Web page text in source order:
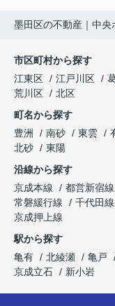
墨田区の不動産｜中央
市区町村から探す
江東区
江戸川区
荒川区
北区
町名から探す
豊洲
南砂 東雲
北砂
東陽
沿線から探す
京成本線
都営新宿線
常磐緩行線
千代田線
京成押上線
駅から探す
亀有
北綾瀬 亀戸
京成立石
新小岩